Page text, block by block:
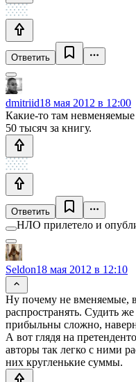
Ответить
dmitriid18 мая 2012 в 12:00
Какие-то там
50 тысяч за книгу.
Ответить
НЛО прилетело и
Seldon18 мая 2012 в 12:10
Ну почему не вменяемые,
распространять. Судить
прибыльны сложно,
А вот глядя на
авторы так легко с ними
них кругленькие суммы.